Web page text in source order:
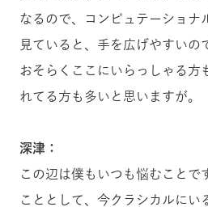
なるので、コンピュテーショナ
見ていると、手を広げやすいの
おそらくここにいらっしゃる方
れてる方も多いと思いますが。
深津：
この辺は僕もいつも悩むことで
こととして、今クラシカルにい